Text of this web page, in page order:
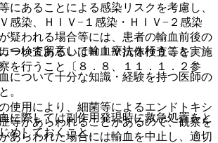
にあることによる感染リスクを考慮し、
感染、ＨＩＶ−１感染・ＨＩＶ−２感染
疑われる場合等には、患者の輸血前後の
ー検査あるいはＨＩＶ抗体検査等を実施
を行うこと〔８．８、１１．１．２参
使用により、細菌等によるエンドトキシ
等があらわれることがあるので、観察を
あらわれた場合には輸血を中止し、適切
ついて留意して輸血療法を行うこと。
について十分な知識・経験を持つ医師の
。
に際しては副作用発現時に救急処置をと
めしておくこと。